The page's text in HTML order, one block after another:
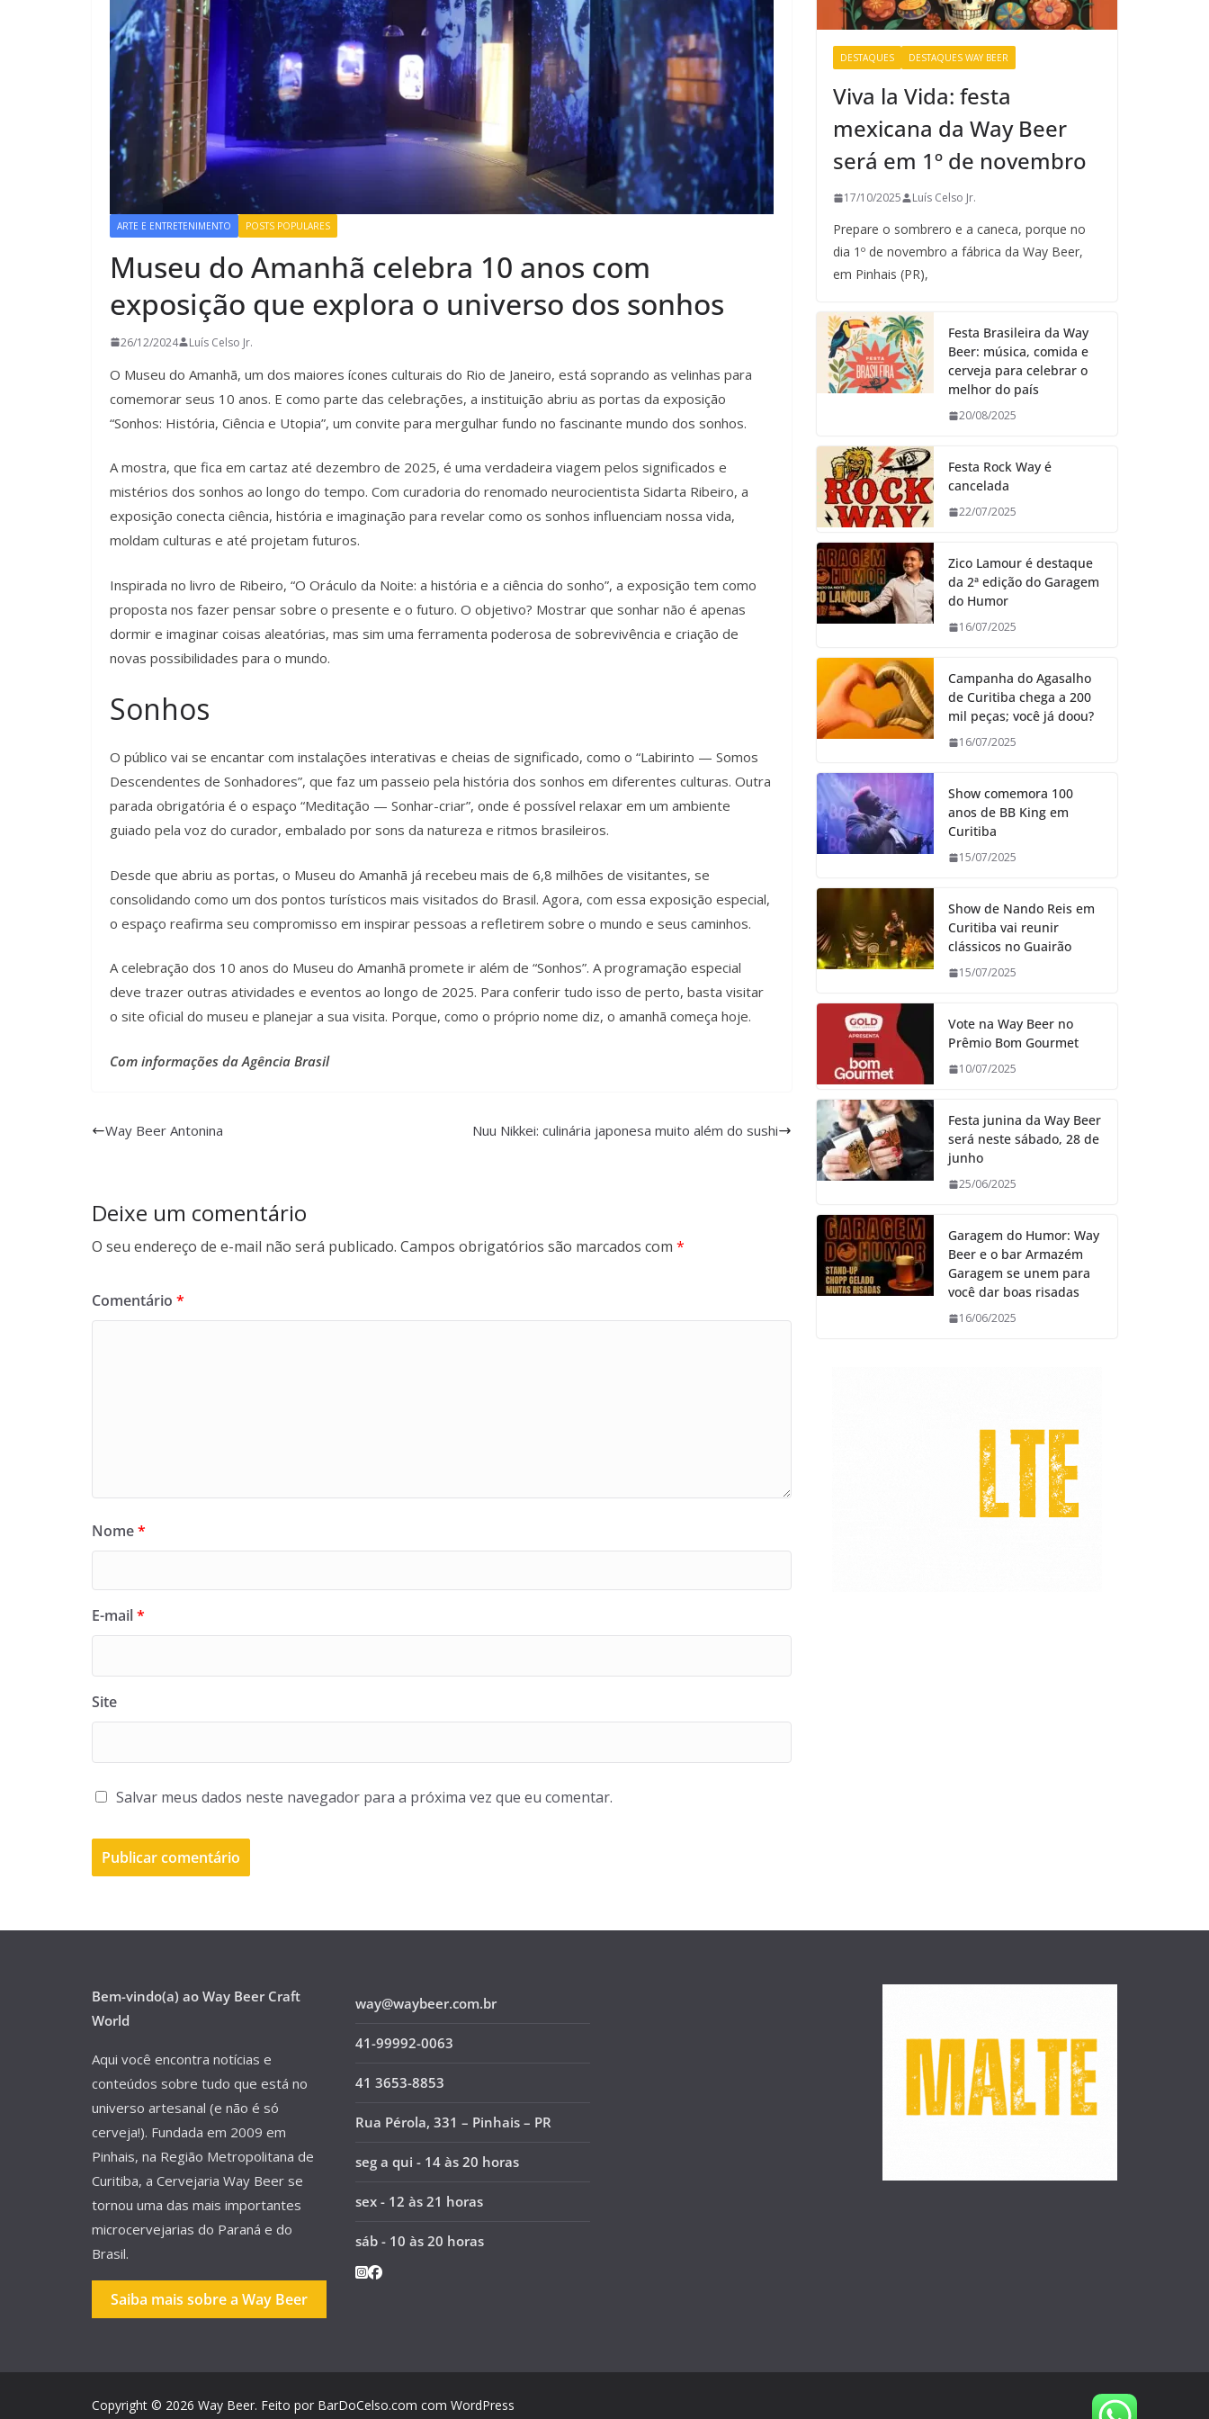
ARTE E ENTRETENIMENTO POSTS POPULARES
Museu do Amanhã celebra 10 anos com
exposição que explora o universo dos sonhos
26/12/2024 Luís Celso Jr.
O Museu do Amanhã, um dos maiores ícones culturais do Rio de Janeiro, está soprando as velinhas para
comemorar seus 10 anos. E como parte das celebrações, a instituição abriu as portas da exposição
“Sonhos: História, Ciência e Utopia”, um convite para mergulhar fundo no fascinante mundo dos sonhos.
A mostra, que fica em cartaz até dezembro de 2025, é uma verdadeira viagem pelos significados e
mistérios dos sonhos ao longo do tempo. Com curadoria do renomado neurocientista Sidarta Ribeiro, a
exposição conecta ciência, história e imaginação para revelar como os sonhos influenciam nossa vida,
moldam culturas e até projetam futuros.
Inspirada no livro de Ribeiro, “O Oráculo da Noite: a história e a ciência do sonho”, a exposição tem como
proposta nos fazer pensar sobre o presente e o futuro. O objetivo? Mostrar que sonhar não é apenas
dormir e imaginar coisas aleatórias, mas sim uma ferramenta poderosa de sobrevivência e criação de
novas possibilidades para o mundo.
Sonhos
O público vai se encantar com instalações interativas e cheias de significado, como o “Labirinto — Somos
Descendentes de Sonhadores”, que faz um passeio pela história dos sonhos em diferentes culturas. Outra
parada obrigatória é o espaço “Meditação — Sonhar-criar”, onde é possível relaxar em um ambiente
guiado pela voz do curador, embalado por sons da natureza e ritmos brasileiros.
Desde que abriu as portas, o Museu do Amanhã já recebeu mais de 6,8 milhões de visitantes, se
consolidando como um dos pontos turísticos mais visitados do Brasil. Agora, com essa exposição especial,
o espaço reafirma seu compromisso em inspirar pessoas a refletirem sobre o mundo e seus caminhos.
A celebração dos 10 anos do Museu do Amanhã promete ir além de “Sonhos”. A programação especial
deve trazer outras atividades e eventos ao longo de 2025. Para conferir tudo isso de perto, basta visitar
o site oficial do museu e planejar a sua visita. Porque, como o próprio nome diz, o amanhã começa hoje.
Com informações da Agência Brasil
Way Beer Antonina Nuu Nikkei: culinária japonesa muito além do sushi
Deixe um comentário
O seu endereço de e-mail não será publicado. Campos obrigatórios são marcados com *
Comentário *
Nome*
E-mail*
Site
Salvar meus dados neste navegador para a próxima vez que eu comentar.
DESTAQUES DESTAQUES WAY BEER
Viva la Vida: festa
mexicana da Way Beer
será em 1º de novembro
17/10/2025 Luís Celso Jr.
Prepare o sombrero e a caneca, porque no
dia 1º de novembro a fábrica da Way Beer,
em Pinhais (PR),
Festa Brasileira da Way
Beer: música, comida e
cerveja para celebrar o
melhor do país
20/08/2025
Festa Rock Way é
cancelada
22/07/2025
Zico Lamour é destaque
da 2ª edição do Garagem
do Humor
16/07/2025
Campanha do Agasalho
de Curitiba chega a 200
mil peças; você já doou?
16/07/2025
Show comemora 100
anos de BB King em
Curitiba
15/07/2025
Show de Nando Reis em
Curitiba vai reunir
clássicos no Guairão
15/07/2025
Vote na Way Beer no
Prêmio Bom Gourmet
10/07/2025
Festa junina da Way Beer
será neste sábado, 28 de
junho
25/06/2025
Garagem do Humor: Way
Beer e o bar Armazém
Garagem se unem para
você dar boas risadas
16/06/2025
Bem-vindo(a) ao Way Beer Craft
World
Aqui você encontra notícias e
conteúdos sobre tudo que está no
universo artesanal (e não é só
cerveja!). Fundada em 2009 em
Pinhais, na Região Metropolitana de
Curitiba, a Cervejaria Way Beer se
tornou uma das mais importantes
microcervejarias do Paraná e do
Brasil.
Saiba mais sobre a Way Beer
way@waybeer.com.br
41-99992-0063
41 3653-8853
Rua Pérola, 331 – Pinhais – PR
seg a qui - 14 às 20 horas
sex - 12 às 21 horas
sáb - 10 às 20 horas
Copyright © 2026 Way Beer. Feito por BarDoCelso.com com WordPress